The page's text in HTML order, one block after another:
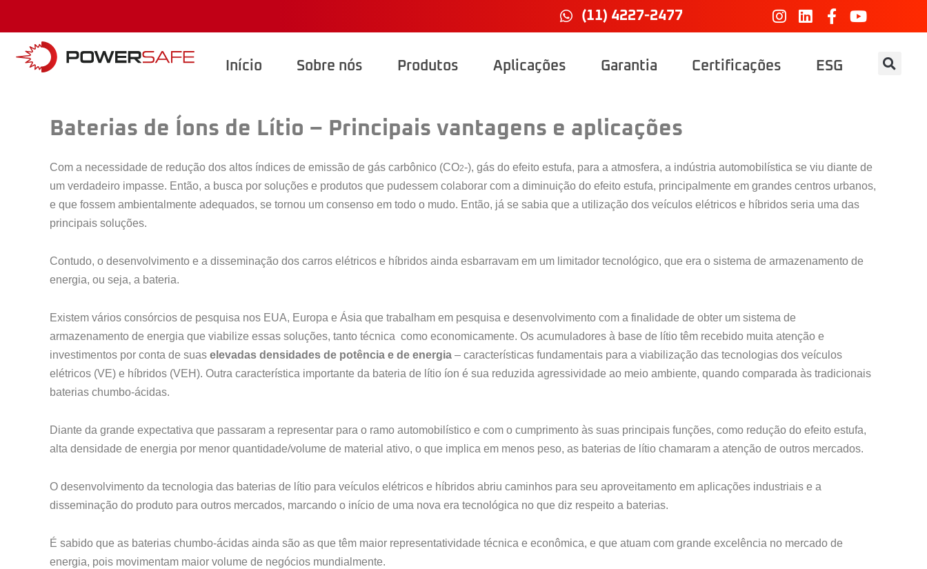
(11) 4227-2477
Início Sobre nós Produtos Aplicações Garantia Certificações ESG
Baterias de Íons de Lítio – Principais vantagens e aplicações
Com a necessidade de redução dos altos índices de emissão de gás carbônico (CO2-), gás do efeito estufa, para a atmosfera, a indústria automobilística se viu diante de
um verdadeiro impasse. Então, a busca por soluções e produtos que pudessem colaborar com a diminuição do efeito estufa, principalmente em grandes centros urbanos,
e que fossem ambientalmente adequados, se tornou um consenso em todo o mudo. Então, já se sabia que a utilização dos veículos elétricos e híbridos seria uma das
principais soluções.
Contudo, o desenvolvimento e a disseminação dos carros elétricos e híbridos ainda esbarravam em um limitador tecnológico, que era o sistema de armazenamento de
energia, ou seja, a bateria.
Existem vários consórcios de pesquisa nos EUA, Europa e Ásia que trabalham em pesquisa e desenvolvimento com a finalidade de obter um sistema de
armazenamento de energia que viabilize essas soluções, tanto técnica como economicamente. Os acumuladores à base de lítio têm recebido muita atenção e
investimentos por conta de suas elevadas densidades de potência e de energia – características fundamentais para a viabilização das tecnologias dos veículos
elétricos (VE) e híbridos (VEH). Outra característica importante da bateria de lítio íon é sua reduzida agressividade ao meio ambiente, quando comparada às tradicionais
baterias chumbo-ácidas.
Diante da grande expectativa que passaram a representar para o ramo automobilístico e com o cumprimento às suas principais funções, como redução do efeito estufa,
alta densidade de energia por menor quantidade/volume de material ativo, o que implica em menos peso, as baterias de lítio chamaram a atenção de outros mercados.
O desenvolvimento da tecnologia das baterias de lítio para veículos elétricos e híbridos abriu caminhos para seu aproveitamento em aplicações industriais e a
disseminação do produto para outros mercados, marcando o início de uma nova era tecnológica no que diz respeito a baterias.
É sabido que as baterias chumbo-ácidas ainda são as que têm maior representatividade técnica e econômica, e que atuam com grande excelência no mercado de
energia, pois movimentam maior volume de negócios mundialmente.